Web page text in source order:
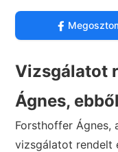
Vizsgálatot
Ágnes,
Forsthoffer Ágnes,
vizsgálatot rendelt